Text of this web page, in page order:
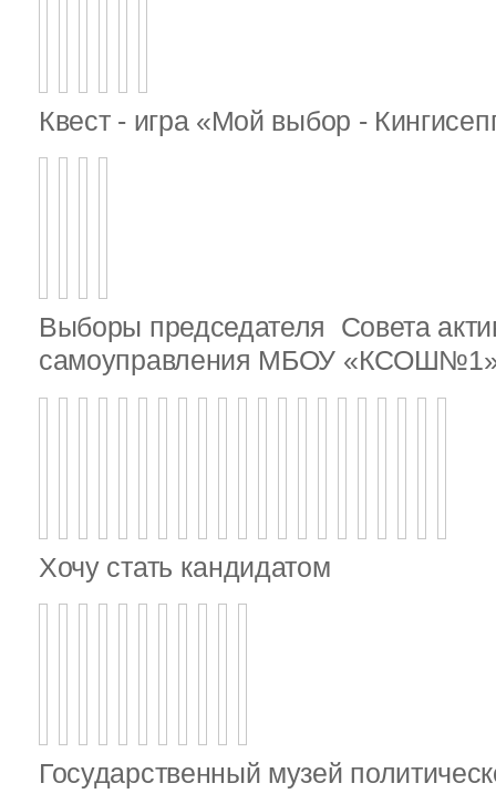
Квест - игра «Мой выбор -
Выборы председателя Совета
самоуправления МБОУ
Хочу стать кандидатом
Государственный музей